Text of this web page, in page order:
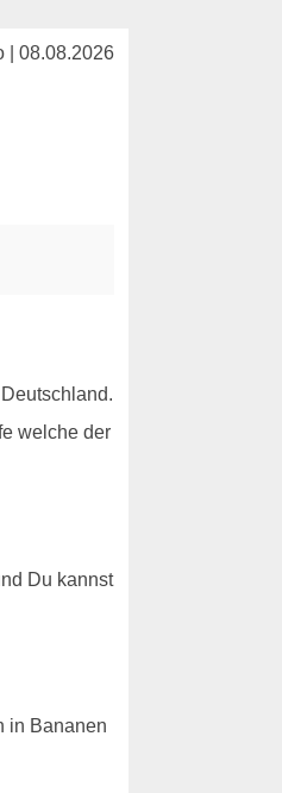
| 08.08.2026
welche der
Du kannst
in Bananen